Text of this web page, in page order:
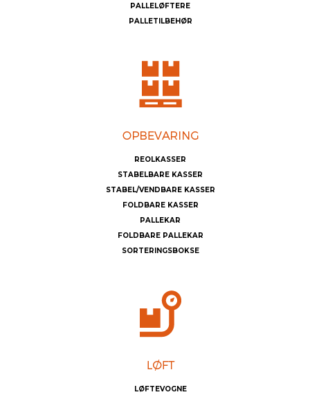
PALLELØFTERE
PALLETILBEHØR
REOLKASSER
STABELBARE KASSER
STABEL/VENDBARE KASSER
FOLDBARE KASSER
PALLEKAR
FOLDBARE PALLEKAR
SORTERINGSBOKSE
LØFTEVOGNE